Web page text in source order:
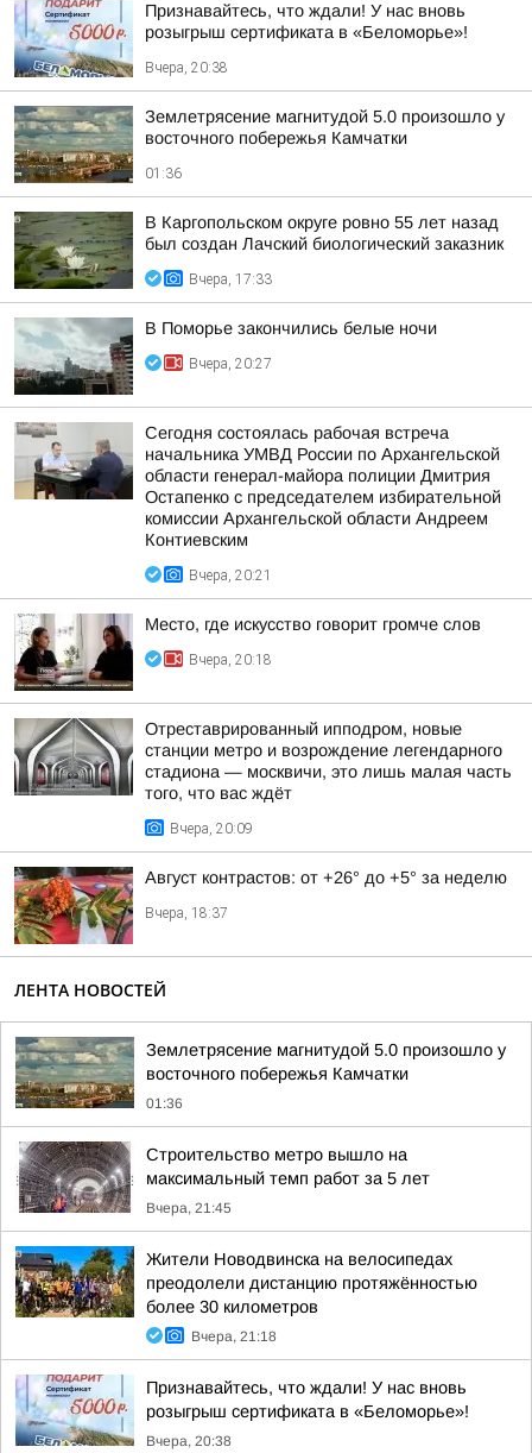
Признавайтесь, что ждали! У нас вновь
розыгрыш сертификата в «Беломорье»!
Вчера, 20:38
Землетрясение магнитудой 5.0 произошло у
восточного побережья Камчатки
01:36
В Каргопольском округе ровно 55 лет назад
был создан Лачский биологический заказник
Вчера, 17:33
В Поморье закончились белые ночи
Вчера, 20:27
Сегодня состоялась рабочая встреча
начальника УМВД России по Архангельской
области генерал-майора полиции Дмитрия
Остапенко с председателем избирательной
комиссии Архангельской области Андреем
Контиевским
Вчера, 20:21
Место, где искусство говорит громче слов
Вчера, 20:18
Отреставрированный ипподром, новые
станции метро и возрождение легендарного
стадиона — москвичи, это лишь малая часть
того, что вас ждёт
Вчера, 20:09
Август контрастов: от +26° до +5° за неделю
Вчера, 18:37
ЛЕНТА НОВОСТЕЙ
Землетрясение магнитудой 5.0 произошло у
восточного побережья Камчатки
01:36
Строительство метро вышло на
максимальный темп работ за 5 лет
Вчера, 21:45
Жители Новодвинска на велосипедах
преодолели дистанцию протяжённостью
более 30 километров
Вчера, 21:18
Признавайтесь, что ждали! У нас вновь
розыгрыш сертификата в «Беломорье»!
Вчера, 20:38